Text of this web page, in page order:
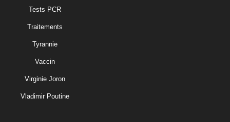
Tests PCR
Traitements
Tyrannie
Vaccin
Virginie Joron
Vladimir Poutine